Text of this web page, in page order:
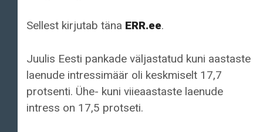
Sellest kirjutab täna ERR.ee.
Juulis Eesti pankade väljastatud kuni aastaste
laenude intressimäär oli keskmiselt 17,7
protsenti. Ühe- kuni viieaastaste laenude
intress on 17,5 protseti.